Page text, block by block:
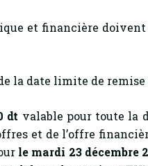
et financière
la date limite de remise
dt valable pour toute la
et de l’offre
le mardi 23 décembre